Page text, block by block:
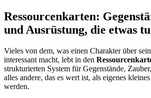
Ressourcenkarten:
und Ausrüstung, die etwas
Vieles von dem, was einen Charakter über
interessant macht, lebt in den
strukturierten System für Gegenstände,
alles andere, das es wert ist, als eigenes
werden.